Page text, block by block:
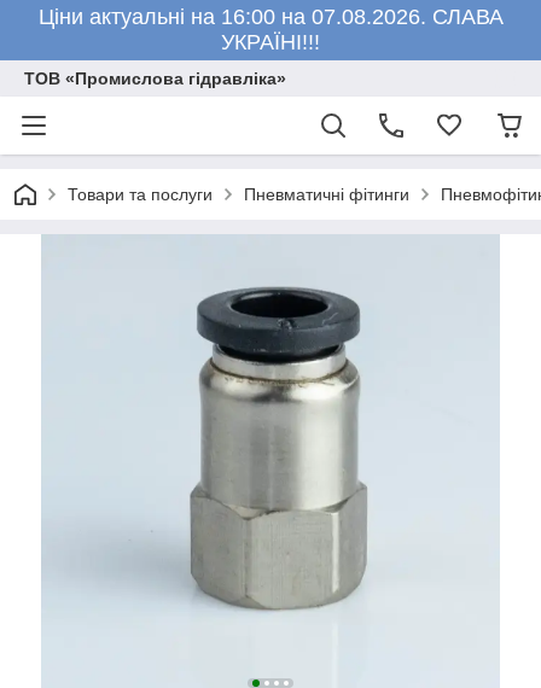
Ціни актуальні на 16:00 на 07.08.2026. СЛАВА
УКРАЇНІ!!!
ТОВ «Промислова гідравліка»
Товари та послуги Пневматичні фітинги